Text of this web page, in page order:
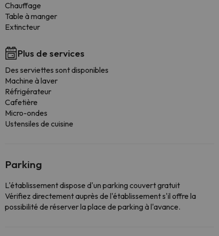
Chauffage
Table à manger
Extincteur
Plus de services
Des serviettes sont disponibles
Machine à laver
Réfrigérateur
Cafetière
Micro-ondes
Ustensiles de cuisine
Parking
L'établissement dispose d'un parking couvert gratuit
Vérifiez directement auprès de l'établissement s'il offre la
possibilité de réserver la place de parking à l'avance.